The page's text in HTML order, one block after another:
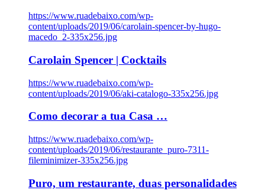
https://www.ruadebaixo.com/wp-
content/uploads/2019/06/carolain-spencer-by-hugo-
macedo_2-335x256.jpg
Carolain Spencer | Cocktails
https://www.ruadebaixo.com/wp-
content/uploads/2019/06/aki-catalogo-335x256.jpg
Como decorar a tua Casa …
https://www.ruadebaixo.com/wp-
content/uploads/2019/06/restaurante_puro-7311-
fileminimizer-335x256.jpg
Puro, um restaurante, duas personalidades